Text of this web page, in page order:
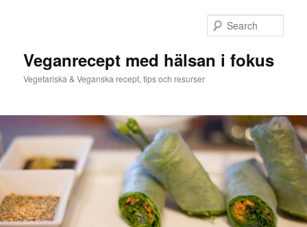
Veganrecept med hälsan i fokus
Vegetariska & Veganska recept, tips och resurser